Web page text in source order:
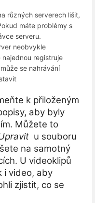
různých serverech lišit,
máte problémy s
serveru.
neobvykle
registruje
se nahrávání
k přiloženým
aby byly
Můžete to
u souboru
na samotný
U videoklipů
i video, aby
zjistit, co se